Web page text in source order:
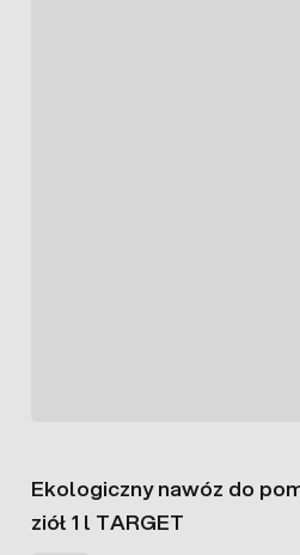
Ekologiczny nawóz do
ziół 1 l TARGET